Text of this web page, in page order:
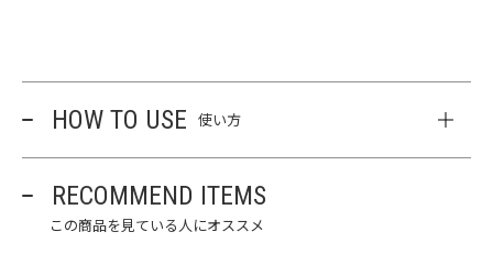
HOW TO USE 使い方
RECOMMEND ITEMS
この商品を見ている人にオススメ